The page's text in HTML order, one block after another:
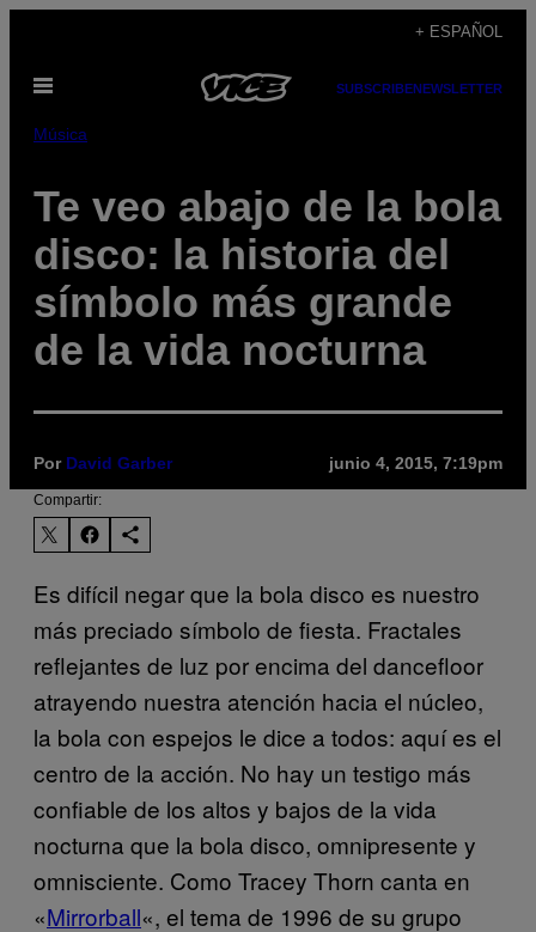
contenido
+ ESPAÑOL
Abrir
SUBSCRIBENEWSLETTER
Música
Te veo abajo de la bola
disco: la historia del
símbolo más grande
de la vida nocturna
Por David Garber junio 4, 2015, 7:19pm
Compartir:
Es difícil negar que la bola disco es nuestro
más preciado símbolo de fiesta. Fractales
reflejantes de luz por encima del dancefloor
atrayendo nuestra atención hacia el núcleo,
la bola con espejos le dice a todos: aquí es el
centro de la acción. No hay un testigo más
confiable de los altos y bajos de la vida
nocturna que la bola disco, omnipresente y
omnisciente. Como Tracey Thorn canta en
«Mirrorball«, el tema de 1996 de su grupo